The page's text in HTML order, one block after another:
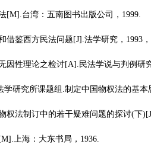
[M].台湾：五南图书出版公司，1999.
借鉴西方民法问题[J].法学研究，1993
因性理论之检讨[A].民法学说与判例研
学研究所课题组.制定中国物权法的基
权法制订中的若干疑难问题的探讨(下
上海：大东书局，1936.